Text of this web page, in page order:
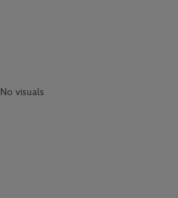
No visuals